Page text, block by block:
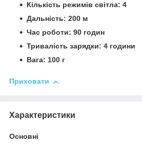
Кількість режимів світла: 4
Дальність: 200 м
Час роботи: 90 годин
Тривалість зарядки: 4 години
Вага: 100 г
Приховати
Характеристики
Основні